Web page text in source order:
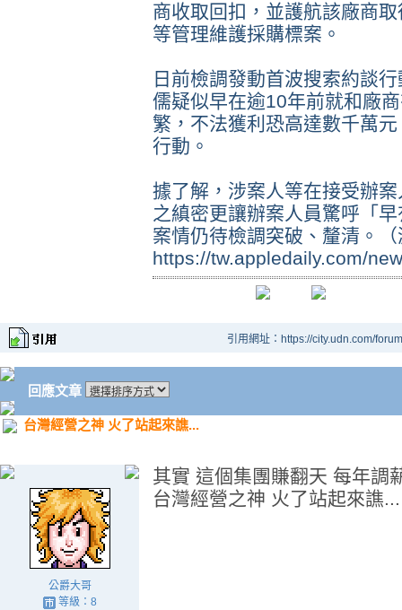
商收取回扣，並護航該廠商
等管理維護採購標案。
日前檢調發動首波搜索約談
儒疑似早在逾10年前就和廠
繁，不法獲利恐高達數千萬
行動。
據了解，涉案人等在接受辦
之縝密更讓辦案人員驚呼「
案情仍待檢調突破、釐清。
https://tw.appledaily.com/
引用網址：https://city.udn.com/
回應文章
台灣經營之神 火了站起來譙...
公爵大哥
等級：8
其實 這個集團賺翻天 每年調
台灣經營之神 火了站起來譙...